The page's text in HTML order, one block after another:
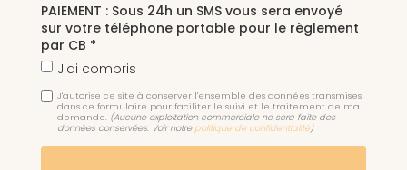
PAIEMENT : Sous 24h un SMS vous sera envoyé
sur votre téléphone portable pour le règlement
par CB *
J'ai compris
J'autorise ce site à conserver l'ensemble des données transmises
dans ce formulaire pour faciliter le suivi et le traitement de ma
demande. (Aucune exploitation commerciale ne sera faite des
données conservées. Voir notre politique de confidentialité)